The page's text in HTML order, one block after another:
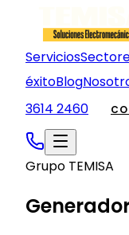
Servicios
éxitoBlog
3614 2460
Grupo TEMISA